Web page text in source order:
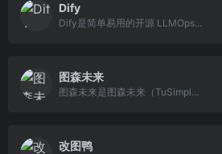
Dify
Dify是简单易用的开源 LLMOps...
图森未来
图森未来是图森未来（TuSimpl...
改图鸭